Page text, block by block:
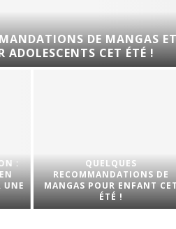
DE MANGAS ET
CET ÉTÉ !
:
QUELQUES
RECOMMANDATIONS DE
MANGAS POUR ENFANT CET
ÉTÉ !